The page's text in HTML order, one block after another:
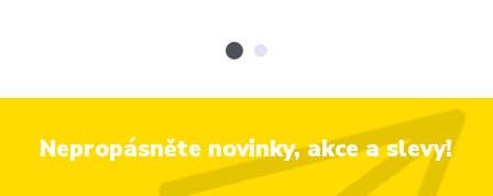
Nepropásněte novinky, akce a slevy!